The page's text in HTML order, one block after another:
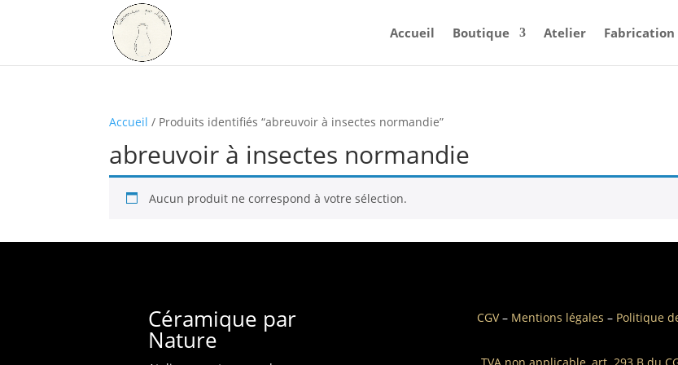
Accueil Boutique Atelier Fabrication
Accueil / Produits identifiés “abreuvoir à insectes normandie”
abreuvoir à insectes normandie
Aucun produit ne correspond à votre sélection.
Céramique par
Nature
CGV– Mentions légales – Politique